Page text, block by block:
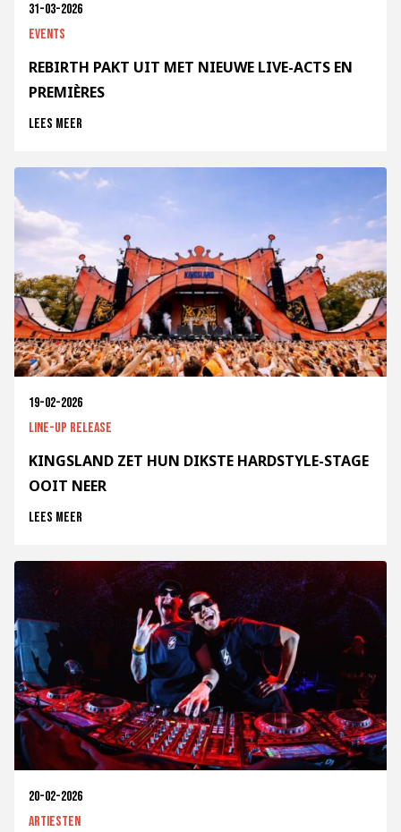
31-03-2026
Events
REBIRTH PAKT UIT MET NIEUWE LIVE-ACTS EN
PREMIÈRES
Lees meer
19-02-2026
Line-up release
KINGSLAND ZET HUN DIKSTE HARDSTYLE-STAGE
OOIT NEER
Lees meer
20-02-2026
Artiesten